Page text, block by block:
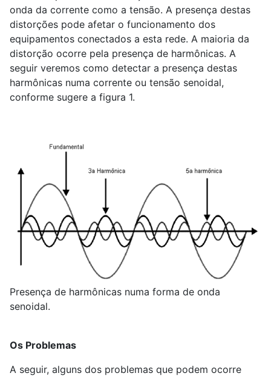
onda da corrente como a tensão. A presença destas
distorções pode afetar o funcionamento dos
equipamentos conectados a esta rede. A maioria da
distorção ocorre pela presença de harmônicas. A
seguir veremos como detectar a presença destas
harmônicas numa corrente ou tensão senoidal,
conforme sugere a figura 1.
Presença de harmônicas numa forma de onda
senoidal.
Os Problemas
A seguir, alguns dos problemas que podem ocorre